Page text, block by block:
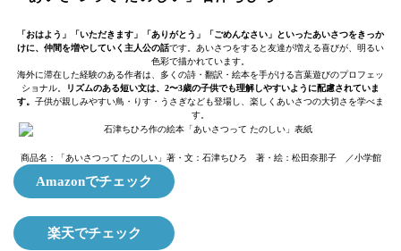
「おはよう」「いただきます」「ありがとう」「ごめんなさい」といったあいさつをきっか
けに、仲間を増やしていく主人公の話です。あいさつをすると友達が増える喜びが、明るい
色彩で描かれています。
海外に滞在した経験のある作者は、多くの詩・翻訳・絵本を手がける言葉遊びのプロフェッ
ショナル。
リズムのある短い文は、2〜3歳の子供でも理解しやすいように配慮されていま
す。 子供が親しみやすい鳥・りす・うさぎなども登場し、楽しくあいさつの大切さを学べま
す。
商品名：「あいさつって たのしい」著・文：石津ちひろ 著・絵：松田奈那子 ／小学館
Amazonでチェック
楽天でチェック